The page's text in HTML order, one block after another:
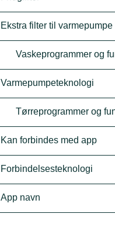
Ekstra filter til
Vaskeprogrammer og
Varmepumpeteknologi
Tørreprogrammer og
Kan forbindes med app
Forbindelsesteknologi
App navn